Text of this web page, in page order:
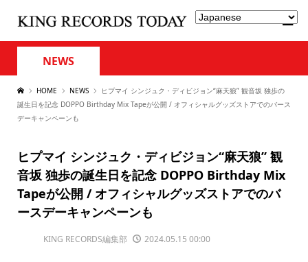
NEWS
HOME NEWS
ヒプマイ シンジュク・ディビジョン“麻天狼” 観音坂 独歩の
誕生日を記念 DOPPO Birthday Mix Tapeが公開 / オフィシャルグッズストアでのバース
デーキャンペーンも
ヒプマイ シンジュク・ディビジョン“麻天狼” 観
音坂 独歩の誕生日を記念 DOPPO Birthday Mix
Tapeが公開 / オフィシャルグッズストアでのバ
ースデーキャンペーンも
KING RECORDS編集部 2024.05.15 00:00